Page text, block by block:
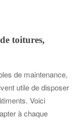
toitures,
de maintenance,
utile de disposer
Voici
à chaque